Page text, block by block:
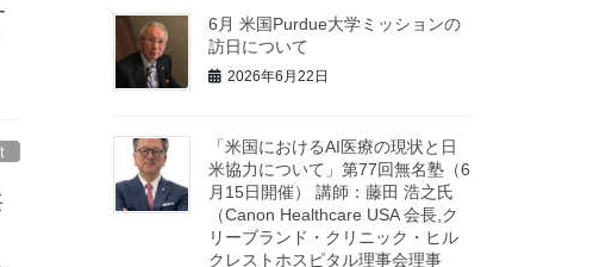
6月 米国Purdue大学ミッションの
訪日について
2026年6月22日
「米国におけるAI医療の現状と日
米協力について」第77回無名塾（6
月15日開催） 講師：藤田 浩之氏
（Canon Healthcare USA 会長,ク
リーブランド・クリニック・ヒル
クレストホスピタル理事会理事